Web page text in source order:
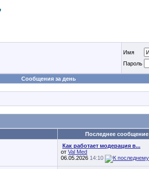
Имя
Пароль
Сообщения за день
Последнее сообщение
Как работает модерация в...
от Val Med
06.05.2026 14:10